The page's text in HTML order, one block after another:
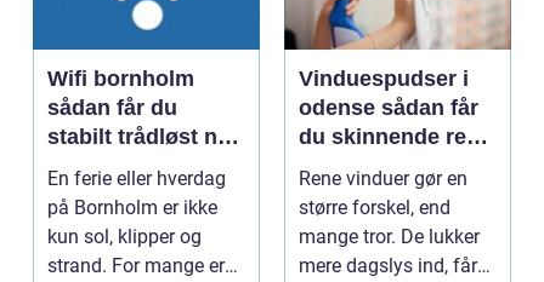
Wifi bornholm
sådan får du
stabilt trådløst net
på klippeøen
En ferie eller hverdag
på Bornholm er ikke
kun sol, klipper og
strand. For mange er
Vinduespudser i
odense sådan får
du skinnende rene
ruder året rundt
Rene vinduer gør en
større forskel, end
mange tror. De lukker
mere dagslys ind, får